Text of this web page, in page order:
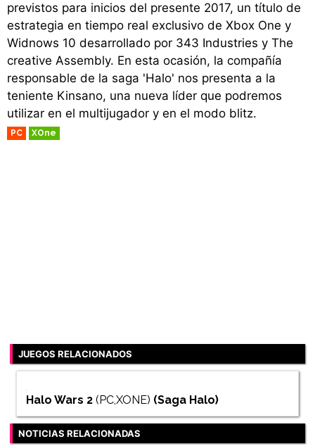
previstos para inicios del presente 2017, un título de
estrategia en tiempo real exclusivo de Xbox One y
Widnows 10 desarrollado por 343 Industries y The
creative Assembly. En esta ocasión, la compañía
responsable de la saga 'Halo' nos presenta a la
teniente Kinsano, una nueva líder que podremos
utilizar en el multijugador y en el modo blitz.
PC XOne
JUEGOS RELACIONADOS
Halo Wars 2 (PC,XONE) (Saga Halo)
NOTICIAS RELACIONADAS